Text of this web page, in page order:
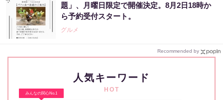
題」、月曜日限定で開催決定。8月2日18時か
ら予約受付スタート。
グルメ
Recommended by
人気キーワード
HOT
みんなの関心No.1